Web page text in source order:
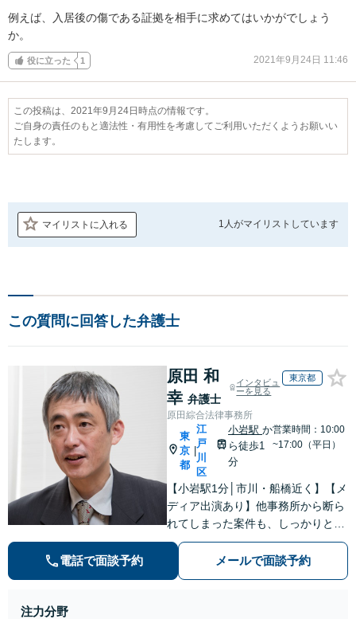
例えば、入居後の傷である証拠を相手に求めてはいかがでしょう
か。
役に立った 1 2021年9月24日 11:46
この投稿は、2021年9月24日時点の情報です。
ご自身の責任のもと適法性・有用性を考慮してご利用いただくようお願いい
たします。
マイリストに入れる 1人がマイリストしています
この質問に回答した弁護士
原田 和
幸 弁護士
インタビュ
ーを見る
東京都
原田綜合法律事務所
東
京
都
江
戸
川
区
小岩駅か
ら徒歩1
分
営業時間：10:00
~17:00（平日）
【小岩駅1分│市川・船橋近く】【メ
ディア出演あり】他事務所から断ら
れてしまった案件も、しっかりと面
談し、法的アドバイスをいたします
【解決実績約1000件】豊富な離婚調
停・裁判実績あり【不動産業界出
電話で面談予約 メールで面談予約
注力分野